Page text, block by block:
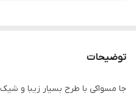
توضیحات
جا مسواکی با طرح بسیار زیبا و